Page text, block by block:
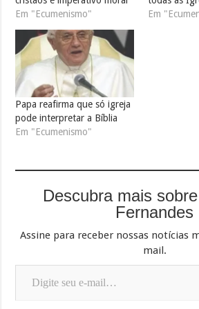
Em "Ecumenismo"
Em
Papa reafirma que só igreja
pode interpretar a Bíblia
Em "Ecumenismo"
Descubra mais
Fernandes
Assine para receber nossas notícias
mail.
Digite seu e-mail…